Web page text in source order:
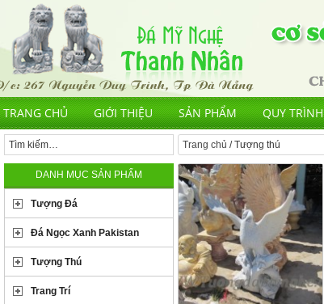
TRANG CHỦ GIỚI THIỆU SẢN PHẨM QUY TRÌNH
Trang chủ / Tượng thú
DANH MỤC SẢN PHẨM
Tượng Đá
Đá Ngọc Xanh Pakistan
Tượng Thú
Trang Trí